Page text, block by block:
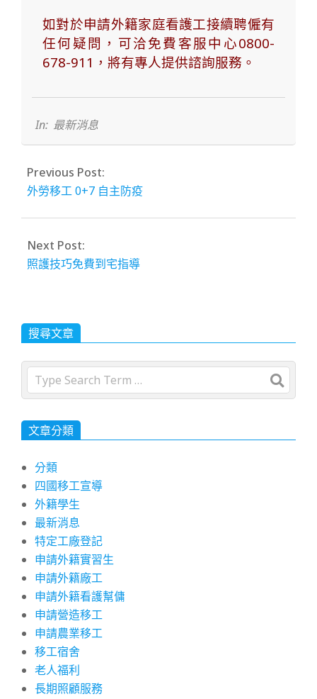
如對於申請外籍家庭看護工接續聘僱有
任何疑問，可洽免費客服中心0800-
678-911，將有專人提供諮詢服務。
14
In: 最新消息
Previous Post:
外勞移工 0+7 自主防疫
Next Post:
照護技巧免費到宅指導
搜尋文章
Search
文章分類
分類
四國移工宣導
外籍學生
最新消息
特定工廠登記
申請外籍實習生
申請外籍廠工
申請外籍看護幫傭
申請營造移工
申請農業移工
移工宿舍
老人福利
長期照顧服務